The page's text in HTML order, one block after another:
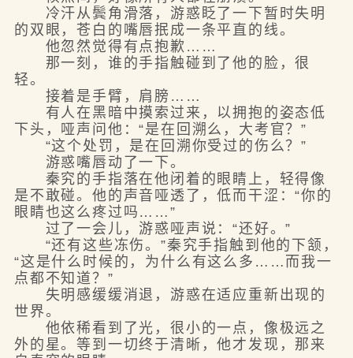
冷汗从鬓角滑落，游惑眨了一下暂时失明
的双眼，苍白的嘴唇抿成一条平直的线。
他忽然觉得有点抱歉……
那一刻，谁的手指触碰到了他的脸，很
轻。
接着是手臂，肩膀……
有人在黑暗中摸索过来，以拥抱的姿态低
下头，哑声问他：“是在回溯么，大考官？”
“这个处罚，是在回溯你受过的伤么？”
游惑嘴唇动了一下。
秦究的手指落在他闭着的眼睛上，轻得像
是不敢碰。他的声音哑透了，低而干涩：“你的
眼睛也这么疼过吗……”
过了一会儿，游惑哑声说：“还好。”
“还有这些冻伤。”秦究手指触到他的下颔，
“这是什么时候的，为什么有这么多……而我一
点都不知道？”
失明感缓缓消退，游惑在适应重新出现的
世界。
他依稀看到了光，很小的一点，像极远之
外的星。等到一切终于清晰，他才发现，那来